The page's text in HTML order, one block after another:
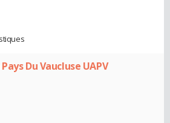
Du Vaucluse UAPV